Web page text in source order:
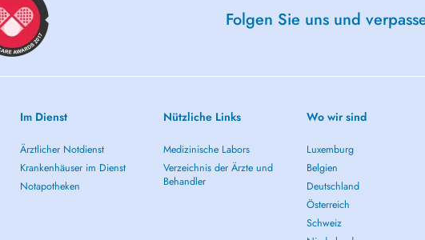
Folgen Sie uns und
Im Dienst
Ärztlicher Notdienst
Krankenhäuser im Dienst
Notapotheken
Nützliche Links
Medizinische Labors
Verzeichnis der Ärzte und
Behandler
Wo wir sind
Luxemburg
Belgien
Deutschland
Österreich
Schweiz